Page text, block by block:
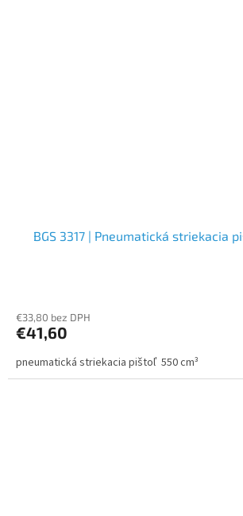
BGS 3317 | Pneumatická striekacia
€33,80 bez DPH
€41,60
pneumatická striekacia pištoľ 550 cm³